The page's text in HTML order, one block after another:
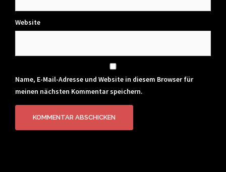
Website
Name, E-Mail-Adresse und Website in diesem Browser für
meinen nächsten Kommentar speichern.